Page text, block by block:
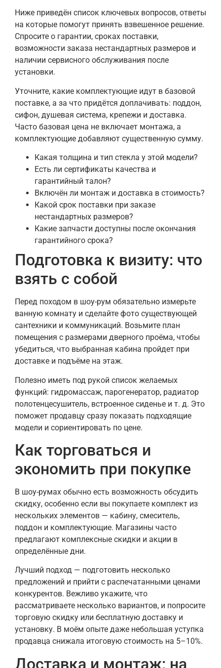
Ниже приведён список ключевых вопросов, ответы
на которые помогут принять взвешенное решение.
Спросите о гарантии, сроках поставки,
возможности заказа нестандартных размеров и
наличии сервисного обслуживания после
установки.
Уточните, какие комплектующие идут в базовой
поставке, а за что придётся доплачивать: поддон,
сифон, душевая система, крепежи и доставка.
Часто базовая цена не включает монтажа, а
комплектующие добавляют существенную сумму.
Какая толщина и тип стекла у этой модели?
Есть ли сертификаты качества и
гарантийный талон?
Включён ли монтаж и доставка в стоимость?
Какой срок поставки при заказе
нестандартных размеров?
Какие запчасти доступны после окончания
гарантийного срока?
Подготовка к визиту: что
взять с собой
Перед походом в шоу-рум обязательно измерьте
ванную комнату и сделайте фото существующей
сантехники и коммуникаций. Возьмите план
помещения с размерами дверного проёма, чтобы
убедиться, что выбранная кабина пройдет при
доставке и подъёме на этаж.
Полезно иметь под рукой список желаемых
функций: гидромассаж, парогенератор, радиатор
полотенцесушитель, встроенное сиденье и т. д. Это
поможет продавцу сразу показать подходящие
модели и сориентировать по цене.
Как торговаться и
экономить при покупке
В шоу-румах обычно есть возможность обсудить
скидку, особенно если вы покупаете комплект из
нескольких элементов — кабину, смеситель,
поддон и комплектующие. Магазины часто
предлагают комплексные скидки и акции в
определённые дни.
Лучший подход — подготовить несколько
предложений и прийти с распечатанными ценами
конкурентов. Вежливо укажите, что
рассматриваете несколько вариантов, и попросите
торговую скидку или бесплатную доставку и
установку. В моём опыте даже небольшая уступка
продавца снижала итоговую стоимость на 5–10%.
Доставка и монтаж: на